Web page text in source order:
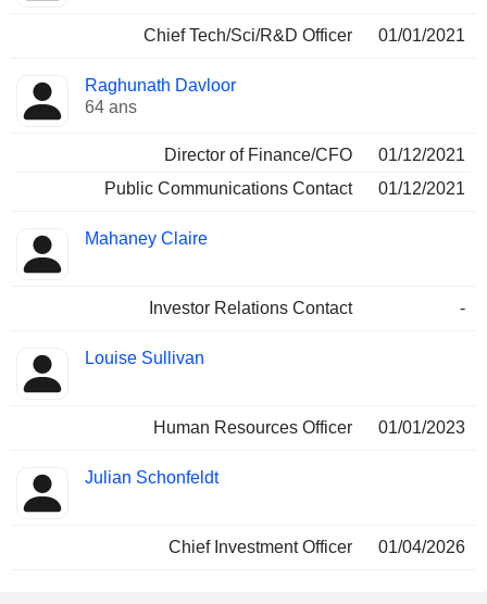
Chief Tech/Sci/R&D Officer 01/01/2021
Raghunath Davloor
64 ans
Director of Finance/CFO
01/12/2021
Public Communications Contact
01/12/2021
Mahaney Claire
Investor Relations Contact -
Louise Sullivan
Human Resources Officer 01/01/2023
Julian Schonfeldt
Chief Investment Officer 01/04/2026